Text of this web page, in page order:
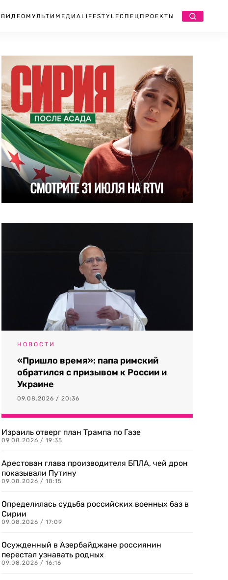
ВИДЕО МУЛЬТИМЕДИА LIFESTYLEСПЕЦПРОЕКТЫ
НОВОСТИ
«Пришло время»: папа римский
обратился с призывом к России и
Украине
09.08.2026 / 20:36
Израиль отверг план Трампа по Газе
09.08.2026 / 19:35
Арестован глава производителя БПЛА, чей дрон
показывали Путину
09.08.2026 / 18:15
Определилась судьба российских военных баз в
Сирии
09.08.2026 / 17:09
Осужденный в Азербайджане россиянин
перестал узнавать родных
09.08.2026 / 16:16